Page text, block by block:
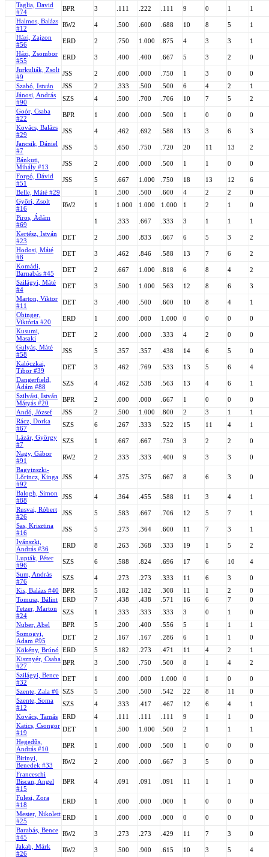
Taglia, David
#74
BPR 3 .111 .222 .111 9 0 1
1
Halmos, Balázs
#12
RW2 4 .500 .600 .688 10 8 5
1
Házi, Zajzon
#56
ERD 2 .750 1.000 .875 4 3 3
1
Házi, Zsombor
#55
ERD 3 .400 .400 .667 5 3 2
0
Jurkuliák, Zsolt
#9
JSS 2 .000 .000 .750 1 3 0
0
Szabó, István
JSS 2 .333 .500 .500 6 4 2
1
Jánosi, András
#90
SZS 4 .500 .700 .706 10 7 5
2
Goór, Csaba
#22
BPR 1 .000 .000 .500 1 0 0
0
Kovács, Balázs
#29
JSS 4 .462 .692 .588 13 3 6
3
Jancsik, Dániel
#7
JSS 5 .650 .750 .720 20 11 13
2
Bánkuti,
Mihály #13
JSS 2 .000 .000 .500 1 1 0
0
Forgó, Dávid
#51
JSS 5 .667 1.000 .750 18 13 12
6
Belle, Máté #29
1 .500 .500 .600 4 2 2
0
Győri, Zsolt
#16
RW2 1 1.000 1.000 1.000 1 2 1
0
Piros, Ádám
#69
1 .333 .667 .333 3 1 1
1
Kertész, István
#23
DET 2 .500 .833 .667 6 5 3
2
Hodosi, Máté
#8
DET 3 .462 .846 .588 13 7 6
2
Komádi,
Barnabás #45
DET 2 .667 1.000 .818 6 8 4
2
Szilágyi, Máté
#4
DET 3 .500 1.000 .563 12 8 6
3
Marton, Viktor
#11
DET 3 .400 .500 .600 10 8 4
1
Obinger,
Viktória #20
ERD 1 .000 .000 1.000 0 0 0
0
Kusumi,
Masaki
DET 2 .000 .000 .333 4 2 0
0
Gulyás, Máté
#58
JSS 5 .357 .357 .438 14 6 5
0
Kalóczkai,
Tibor #39
DET 3 .462 .769 .533 13 5 6
4
Dangerfield,
Ádám #88
SZS 4 .462 .538 .563 13 4 6
1
Szilvási, István
Mátyás #20
BPR 2 .000 .000 .667 1 0 0
0
Andó, József
JSS 2 .500 1.000 .800 2 3 1
1
Rácz, Dorka
#67
SZS 6 .267 .333 .522 15 11 4
1
Lázár, György
#7
SZS 1 .667 .667 .750 3 2 2
0
Nagy, Gábor
#91
RW2 2 .333 .333 .400 9 3 3
0
Bagyinszki-
Lőrincz, Kinga
#92
JSS 4 .375 .375 .667 8 6 3 0
Balogh, Simon
#88
JSS 4 .364 .455 .588 11 3 4
1
Rusvai, Róbert
#26
JSS 5 .583 .667 .706 12 5 7
1
Sas, Krisztina
#16
JSS 5 .273 .364 .600 11 7 3
1
Ivánszki,
András #36
ERD 8 .263 .368 .333 19 1 5
2
Lupták, Péter
#96
SZS 6 .588 .824 .696 17 6 10
4
Sum, András
#76
SZS 4 .273 .273 .333 11 6 3
0
Kis, Balázs #40 BPR 5 .182 .182 .308 11 1 2
0
Tomusz, Bálint
ERD 7 .438 .438 .571 16 6 7
0
Fetzer, Marton
#24
SZS 1 .333 .333 .333 3 0 1
0
Nuber, Abel
BPR 5 .200 .400 .556 5 1 1
1
Somogyi,
Adam #95
DET 2 .167 .167 .286 6 1 1
0
Kökény, Brúnó ERD 5 .182 .273 .471 11 4 2
1
Kisznyér, Csaba
#27
BPR 3 .500 .750 .500 8 1 4
2
Szilágyi, Bence
#32
DET 1 .000 .000 1.000 0 1 0
0
Szente, Zala #6 SZS 5 .500 .500 .542 22 8 11
0
Szente, Soma
#12
SZS 4 .333 .417 .467 12 6 4
1
Kovács, Tamás
ERD 4 .111 .111 .111 9 1 1
0
Katics, Csongor
#19
DET 1 .500 1.000 .500 2 1 1
1
Hegedűs,
András #10
BPR 1 .000 .000 .500 1 0 0
0
Birinyi,
Benedek #33
RW2 2 .000 .000 .667 3 5 0
0
Franceschi
Biscan, Angel
#15
BPR 4 .091 .091 .091 11 1 1 0
Fülesi, Zora
#18
ERD 1 .000 .000 .000 1 0 0
0
Mester, Nikolett
#25
ERD 1 .000 .000 .000 0 0 0
0
Barabás, Bence
#45
RW2 3 .273 .273 .429 11 7 3
0
Jakab, Márk
#26
RW2 3 .500 .900 .615 10 3 5 4